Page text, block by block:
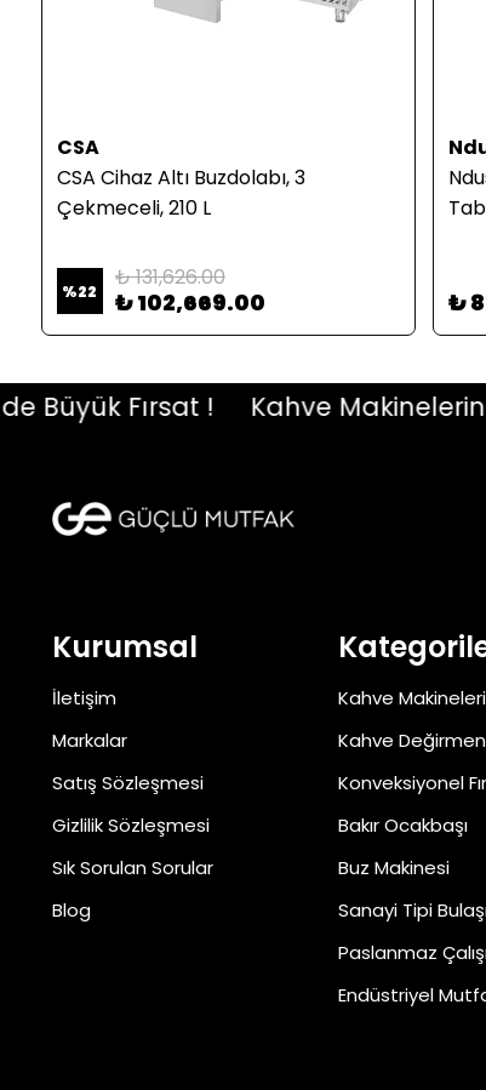
CSA
CSA Cihaz Altı Buzdolabı, 3
Çekmeceli, 210 L
%22 ₺ 131,626.00
₺ 102,669.00 ₺
Fırsat ! Kahve Makinelerinde
Kurumsal
İletişim
Markalar
Satış Sözleşmesi
Gizlilik Sözleşmesi
Sık Sorulan Sorular
Blog
Kahve Makineleri
Kahve
Konveksiyonel
Bakır Ocakbaşı
Buz Makinesi
Sanayi Tipi
Paslanmaz
Endüstriyel